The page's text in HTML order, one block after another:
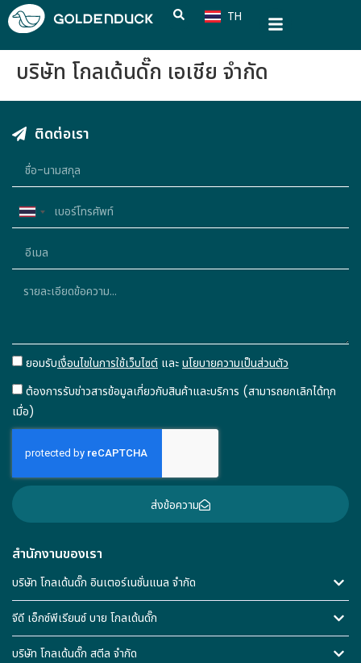
TH
CN
บริษัท โกลเด้นดั๊ก เอเชีย จำกัด
สำนักงานของเรา
บริษัท โกลเด้นดั๊ก อินเตอร์เนชั่นแนล จำกัด
จีดี เอ็กซ์พีเรียนซ์ บาย โกลเด้นดั๊ก
บริษัท โกลเด้นดั๊ก สตีล จำกัด
ติดต่อเรา
Thailand
ยอมรับเงื่อนไขในการใช้เว็บไซต์ และ นโยบายความเป็นส่วนตัว
ต้องการรับข่าวสารข้อมูลเกี่ยวกับสินค้าและบริการ (สามารถยกเลิกได้ทุก
เมื่อ)
ส่งข้อความ